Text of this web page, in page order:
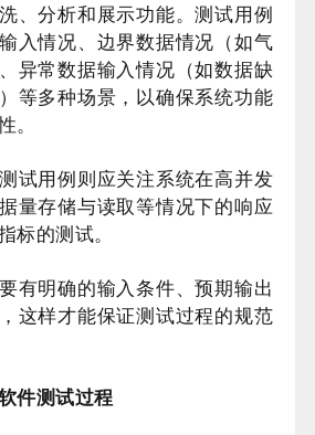
、分析和展示功能。测试用例
入情况、边界数据情况（如气
异常数据输入情况（如数据缺
等多种场景，以确保系统功能
。
试用例则应关注系统在高并发
量存储与读取等情况下的响应
标的测试。
有明确的输入条件、预期输出
这样才能保证测试过程的规范
件测试过程